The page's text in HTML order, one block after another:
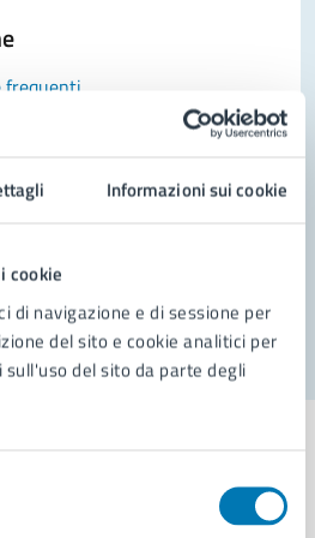
Informazioni sui cookie
cookie
di navigazione e di sessione per
del sito e cookie analitici per
del sito da parte degli
frequenti